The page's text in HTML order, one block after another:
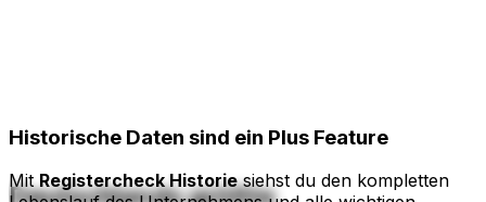
Historische Daten sind ein Plus Feature
MitRegistercheck Historie siehst du den kompletten